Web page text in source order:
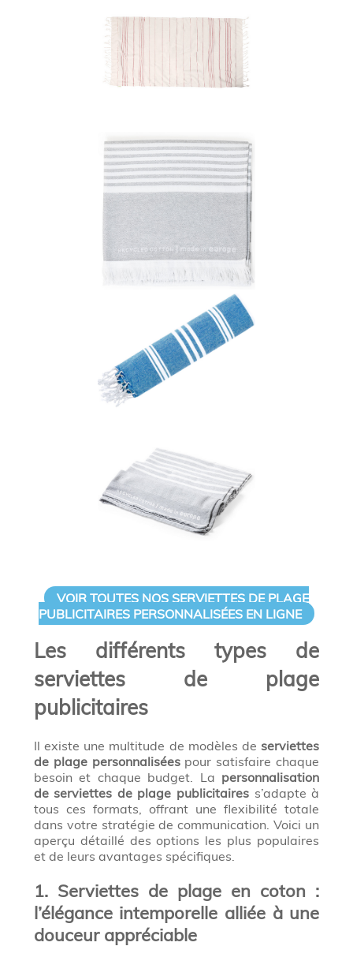
VOIR TOUTES NOS SERVIETTES DE PLAGE
PUBLICITAIRES PERSONNALISÉES EN LIGNE
Les différents types de
serviettes de plage
publicitaires
Il existe une multitude de modèles de serviettes
de plage personnaliséespour satisfaire chaque
besoin et chaque budget. La personnalisation
de serviettes de plage publicitaires s’adapte à
tous ces formats, offrant une flexibilité totale
dans votre stratégie de communication. Voici un
aperçu détaillé des options les plus populaires
et de leurs avantages spécifiques.
1. Serviettes de plage en coton :
l’élégance intemporelle alliée à une
douceur appréciable